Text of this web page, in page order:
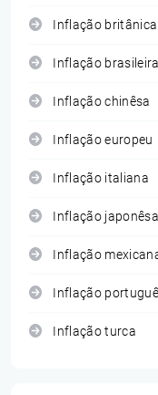
Inflação britânica
Inflação brasileira
Inflação chinêsa
Inflação europeu
Inflação italiana
Inflação japonêsa
Inflação
Inflação
Inflação turca